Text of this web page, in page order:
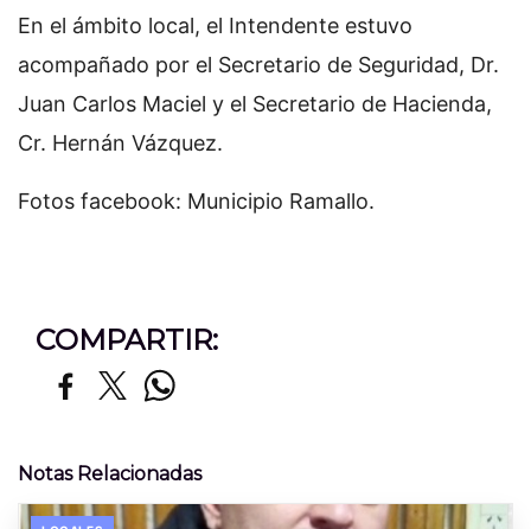
En el ámbito local, el Intendente estuvo
acompañado por el Secretario de Seguridad, Dr.
Juan Carlos Maciel y el Secretario de Hacienda,
Cr. Hernán Vázquez.
Fotos facebook: Municipio Ramallo.
COMPARTIR:
Notas Relacionadas